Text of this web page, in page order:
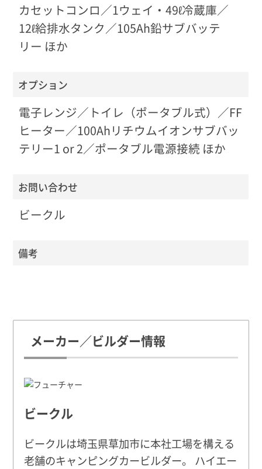
カセットコンロ／1ウェイ・49ℓ冷蔵庫／
12ℓ給排水タンク／105Ah鉛サブバッテ
リー ほか
オプション
電子レンジ／トイレ（ポータブル式）／FF
ヒーター／100Ahリチウムイオンサブバッ
テリー1 or 2／ポータブル電源接続 ほか
お問い合わせ
ビークル
備考
メーカー／ビルダー情報
ビークル
ビークルは埼玉県草加市に本社工場を構える
老舗のキャンピングカービルダー。 ハイエー